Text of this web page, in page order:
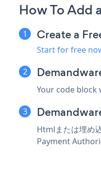
How To Add
Create a
Start for free
Your code block
Htmlまたは埋め
Payment